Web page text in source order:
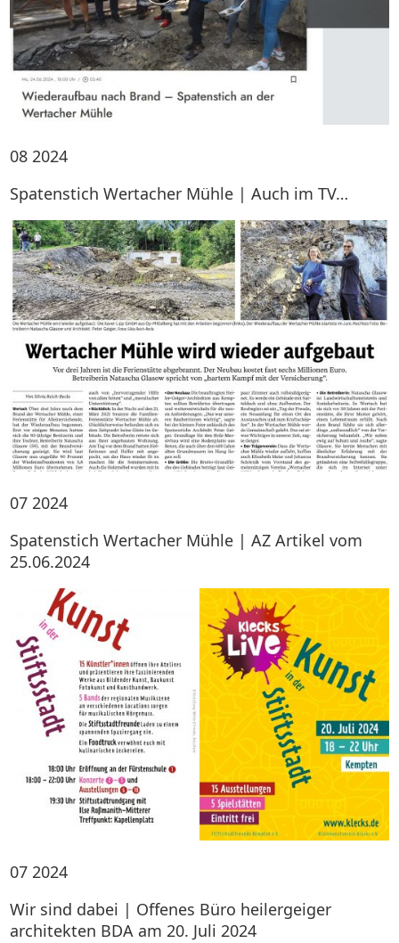
08 2024
Spatenstich Wertacher Mühle | Auch im TV…
07 2024
Spatenstich Wertacher Mühle | AZ Artikel vom
25.06.2024
07 2024
Wir sind dabei | Offenes Büro heilergeiger
architekten BDA am 20. Juli 2024